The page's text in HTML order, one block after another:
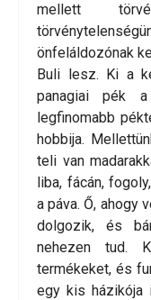
mellett
önfeláldozónak
Buli lesz. Ki a
panagiai pék
legfinomabb
hobbija.
teli van
liba, fácán,
a páva. Ő, ahogy
dolgozik, és
nehezen tud.
termékeket, és
egy kis házikója